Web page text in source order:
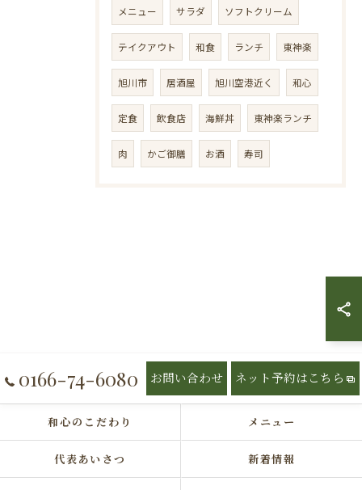
メニュー サラダ ソフトクリーム
テイクアウト 和食 ランチ 東神楽
旭川市 居酒屋 旭川空港近く 和心
定食 飲食店 海鮮丼 東神楽ランチ
肉 かご御膳 お酒 寿司
0166-74-6080 お問い合わせ ネット予約はこちら
和心のこだわり メニュー
代表あいさつ 新着情報